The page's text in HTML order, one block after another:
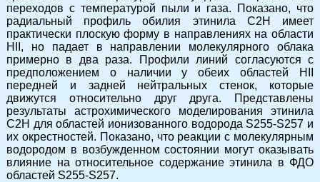
переходов с температурой пыли и газа. Показано, что
радиальный профиль обилия этинила C2H имеет
практически плоскую форму в направлениях на области
HII, но падает в направлении молекулярного облака
примерно в два раза. Профили линий согласуются с
предположением о наличии у обеих областей HII
передней и задней нейтральных стенок, которые
движутся относительно друг друга. Представлены
результаты астрохимического моделирования этинила
C2H для областей ионизованного водорода S255-S257 и
их окрестностей. Показано, что реакции с молекулярным
водородом в возбужденном состоянии могут оказывать
влияние на относительное содержание этинила в ФДО
областей S255-S257.